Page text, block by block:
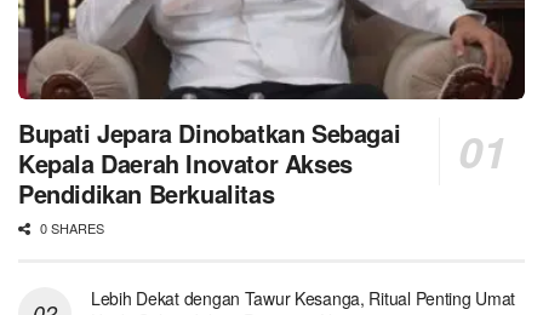
Bupati Jepara Dinobatkan Sebagai
Kepala Daerah Inovator Akses
Pendidikan Berkualitas
0 SHARES
Lebih Dekat dengan Tawur Kesanga, Ritual Penting Umat